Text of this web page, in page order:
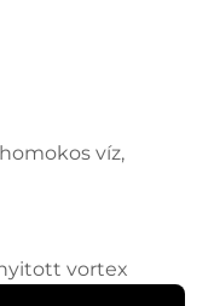
víz,
vortex